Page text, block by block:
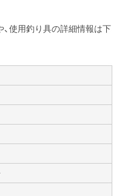
使用釣り具の詳細情報は下